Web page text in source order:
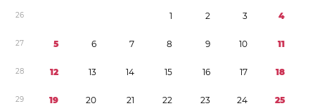
26 1 2 3 4
27 5 6 7 8 9 10 11
28 12 13 14 15 16 17 18
29 19 20 21 22 23 24 25